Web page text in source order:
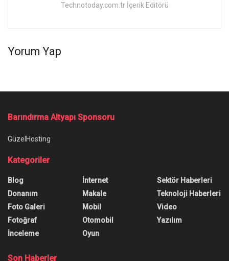
Technotoday.com.tr İçerik Editörü
Yorum Yap
Barındırma Altyapı Sponsoru
GüzelHosting
Kategoriler
Blog
Donanım
Foto Galeri
Fotoğraf
İnceleme
İnternet
Makale
Mobil
Otomobil
Oyun
Sektör Haberleri
Teknoloji Haberleri
Video
Yazılım
Son Haberler